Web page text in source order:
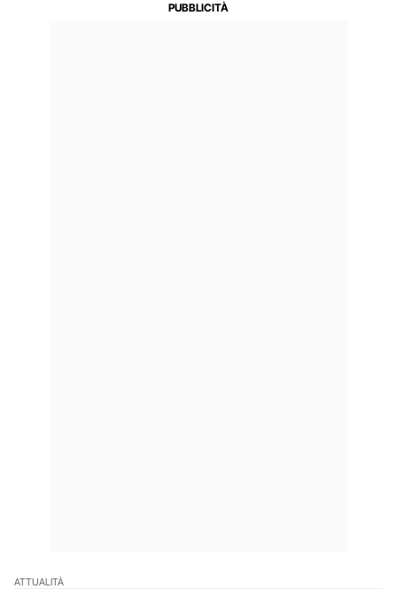
ATTUALITÀ